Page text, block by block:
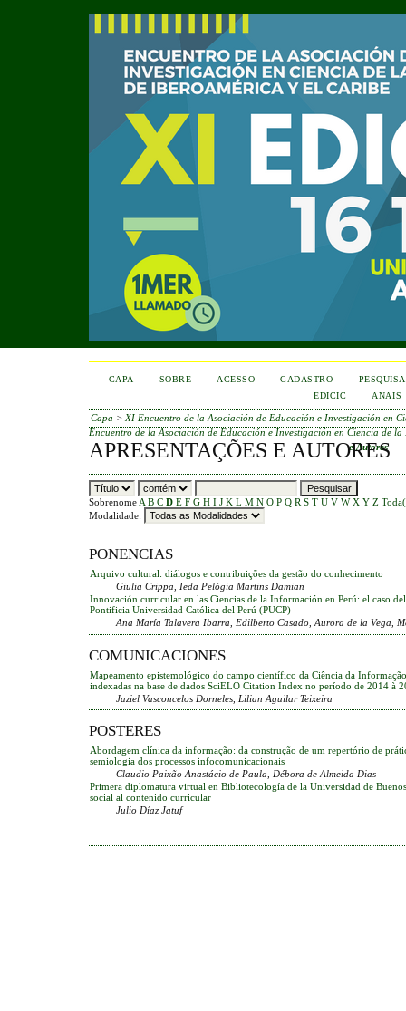
CAPA SOBRE ACESSO CADASTRO
PESQUISA
EDICIC
ANAIS
Capa > XI Encuentro de la Asociación de Educación e Investigación en
Encuentro de la Asociación de Educación e Investigación en Ciencia de
e Autores
APRESENTAÇÕES E AUTORES
Sobrenome A B C D E F G H I J K L M N O P Q R S T U V W X Y Z
Modalidade:
PONENCIAS
Arquivo cultural: diálogos e contribuições da gestão do conhecimento
Giulia Crippa, Ieda Pelógia Martins Damian
Innovación curricular en las Ciencias de la Información en Perú: el caso
Pontificia Universidad Católica del Perú (PUCP)
Ana María Talavera Ibarra, Edilberto Casado, Aurora de la Vega,
COMUNICACIONES
Mapeamento epistemológico do campo científico da Ciência da
indexadas na base de dados SciELO Citation Index no período de 2014 à
Jaziel Vasconcelos Dorneles, Lilian Aguilar Teixeira
POSTERES
Abordagem clínica da informação: da construção de um repertório de
semiologia dos processos infocomunicacionais
Claudio Paixão Anastácio de Paula, Débora de Almeida Dias
Primera diplomatura virtual en Bibliotecología de la Universidad de
social al contenido curricular
Julio Díaz Jatuf